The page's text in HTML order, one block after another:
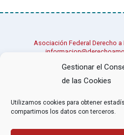
Gestionar el
de las Cookies
Utilizamos cookies para obtener
compartimos los datos con terceros.
Asociación Federal Derecho a